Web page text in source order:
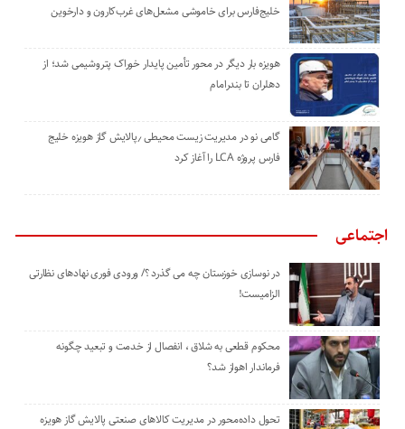
خلیج‌فارس برای خاموشی مشعل‌های غرب‌کارون و دارخوین
هویزه بار دیگر در محور تأمین پایدار خوراک پتروشیمی شد؛ از
دهلران تا بندرامام
گامی نو در مدیریت زیست ‌محیطی ٫پالایش گاز هویزه خلیج
‌فارس پروژه LCA را آغاز کرد
اجتماعی
در نوسازی خوزستان چه می گذرد ؟/ ورودی فوری نهادهای نظارتی
الزامیست!
محکوم قطعی به شلاق ، انفصال از خدمت و تبعید چگونه
فرماندار اهواز شد؟
تحول داده‌محور در مدیریت کالاهای صنعتی پالایش گاز هویزه